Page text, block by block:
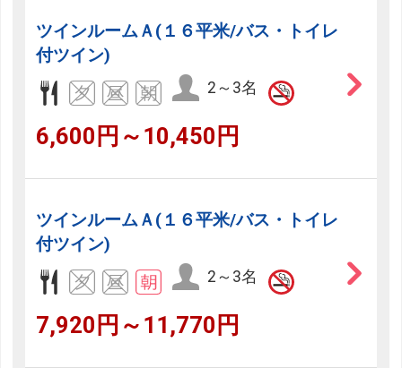
ツインルームＡ(１６平米/バス・トイレ
付ツイン)
2～3名
6,600円～10,450円
ツインルームＡ(１６平米/バス・トイレ
付ツイン)
2～3名
7,920円～11,770円